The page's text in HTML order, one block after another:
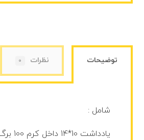
توضیحات نظرات 0
شامل :
یادداشت 10*14 داخل کرم 100 برگ